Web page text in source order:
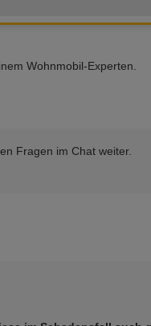
Wohnmobil-Experten.
Fragen im Chat weiter.